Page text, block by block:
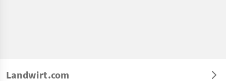
Landwirt.com